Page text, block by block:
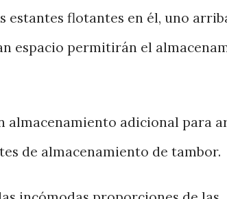
estantes flotantes en él, uno
espacio permitirán el
almacenamiento adicional para
de almacenamiento de tambor.